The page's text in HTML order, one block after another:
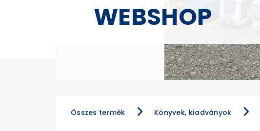
WEBSHOP
Összes termék Könyvek, kiadványok